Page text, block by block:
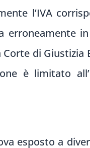
l’IVA
erroneamente
di Giustizia
è limitato
esposto a